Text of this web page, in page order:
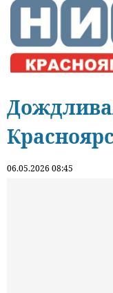
06.05.2026 08:45